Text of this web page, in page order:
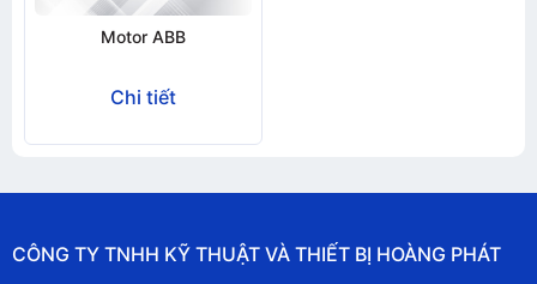
Motor ABB
Chi tiết
CÔNG TY TNHH KỸ THUẬT VÀ THIẾT BỊ HOÀNG PHÁT